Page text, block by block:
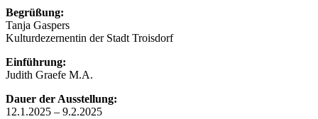
Begrüßung:
Tanja Gaspers
Kulturdezernentin der Stadt Troisdorf
Einführung:
Judith Graefe M.A.
Dauer der Ausstellung:
12.1.2025 – 9.2.2025